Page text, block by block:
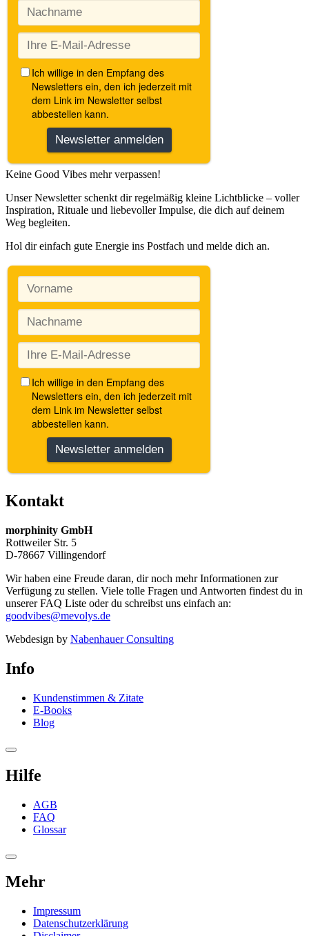
Keine Good Vibes mehr verpassen!
Unser Newsletter schenkt dir regelmäßig kleine Lichtblicke – voller
Inspiration, Rituale und liebevoller Impulse, die dich auf deinem
Weg begleiten.
Hol dir einfach gute Energie ins Postfach und melde dich an.
Kontakt
morphinity GmbH
Rottweiler Str. 5
D-78667 Villingendorf
Wir haben eine Freude daran, dir noch mehr Informationen zur
Verfügung zu stellen. Viele tolle Fragen und Antworten findest du in
unserer FAQ Liste oder du schreibst uns einfach an:
goodvibes@mevolys.de
Webdesign by Nabenhauer Consulting
Info
Kundenstimmen & Zitate
E-Books
Blog
Hilfe
AGB
FAQ
Glossar
Mehr
Impressum
Datenschutzerklärung